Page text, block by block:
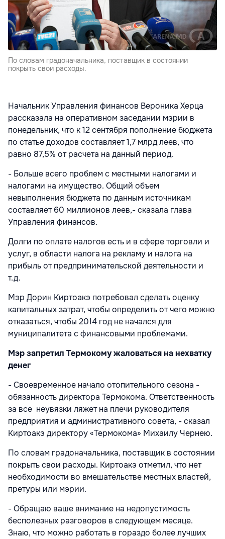
По словам градоначальника, поставщик в состоянии
покрыть свои расходы.
Начальник Управления финансов Вероника Херца
рассказала на оперативном заседании мэрии в
понедельник, что к 12 сентября пополнение бюджета
по статье доходов составляет 1,7 млрд леев, что
равно 87,5% от расчета на данный период.
- Больше всего проблем с местными налогами и
налогами на имущество. Общий объем
невыполнения бюджета по данным источникам
составляет 60 миллионов леев,- сказала глава
Управления финансов.
Долги по оплате налогов есть и в сфере торговли и
услуг, в области налога на рекламу и налога на
прибыль от предпринимательской деятельности и
т.д.
Мэр Дорин Киртоакэ потребовал сделать оценку
капитальных затрат, чтобы определить от чего можно
отказаться, чтобы 2014 год не начался для
муниципалитета с финансовыми проблемами.
Мэр запретил Термокому жаловаться на нехватку
денег
- Своевременное начало отопительного сезона -
обязанность директора Термокома. Ответственность
за все неувязки ляжет на плечи руководителя
предприятия и административного совета, - сказал
Киртоакэ директору «Термокома» Михаилу Чернею.
По словам градоначальника, поставщик в состоянии
покрыть свои расходы. Киртоакэ отметил, что нет
необходимости во вмешательстве местных властей,
претуры или мэрии.
- Обращаю ваше внимание на недопустимость
бесполезных разговоров в следующем месяце.
Знаю, что можно работать в гораздо более лучших